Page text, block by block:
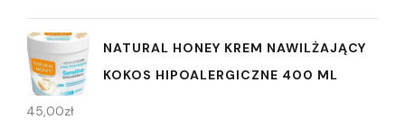
NATURAL HONEY KREM NAWILŻAJĄCY
KOKOS HIPOALERGICZNE 400 ML
45,00zł